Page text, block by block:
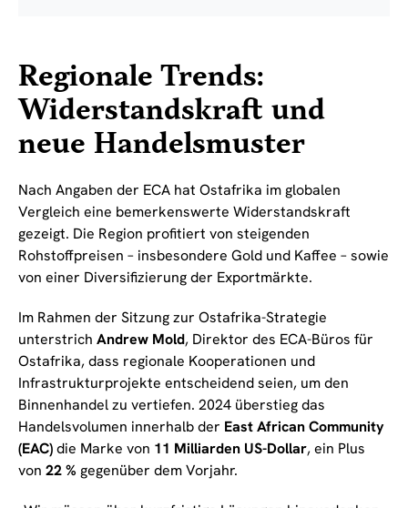
Regionale Trends:
Widerstandskraft und
neue Handelsmuster
Nach Angaben der ECA hat Ostafrika im globalen
Vergleich eine bemerkenswerte Widerstandskraft
gezeigt. Die Region profitiert von steigenden
Rohstoffpreisen – insbesondere Gold und Kaffee – sowie
von einer Diversifizierung der Exportmärkte.
Im Rahmen der Sitzung zur Ostafrika-Strategie
unterstrich Andrew Mold, Direktor des ECA-Büros für
Ostafrika, dass regionale Kooperationen und
Infrastrukturprojekte entscheidend seien, um den
Binnenhandel zu vertiefen. 2024 überstieg das
Handelsvolumen innerhalb der East African Community
(EAC)die Marke von 11 Milliarden US-Dollar, ein Plus
von 22 % gegenüber dem Vorjahr.